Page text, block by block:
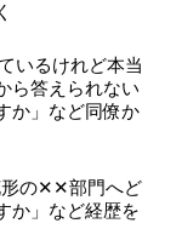
いるけれど本当
ら答えられない
か」など同僚か
形の✕✕部門へど
か」など経歴を